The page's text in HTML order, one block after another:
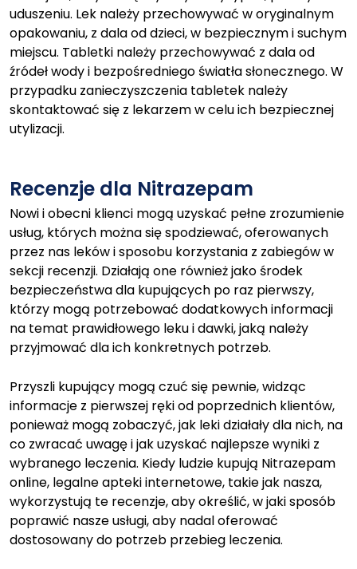
uduszeniu. Lek należy przechowywać w oryginalnym
opakowaniu, z dala od dzieci, w bezpiecznym i suchym
miejscu. Tabletki należy przechowywać z dala od
źródeł wody i bezpośredniego światła słonecznego. W
przypadku zanieczyszczenia tabletek należy
skontaktować się z lekarzem w celu ich bezpiecznej
utylizacji.
Recenzje dla Nitrazepam
Nowi i obecni klienci mogą uzyskać pełne zrozumienie
usług, których można się spodziewać, oferowanych
przez nas leków i sposobu korzystania z zabiegów w
sekcji recenzji. Działają one również jako środek
bezpieczeństwa dla kupujących po raz pierwszy,
którzy mogą potrzebować dodatkowych informacji
na temat prawidłowego leku i dawki, jaką należy
przyjmować dla ich konkretnych potrzeb.
Przyszli kupujący mogą czuć się pewnie, widząc
informacje z pierwszej ręki od poprzednich klientów,
ponieważ mogą zobaczyć, jak leki działały dla nich, na
co zwracać uwagę i jak uzyskać najlepsze wyniki z
wybranego leczenia. Kiedy ludzie kupują Nitrazepam
online, legalne apteki internetowe, takie jak nasza,
wykorzystują te recenzje, aby określić, w jaki sposób
poprawić nasze usługi, aby nadal oferować
dostosowany do potrzeb przebieg leczenia.